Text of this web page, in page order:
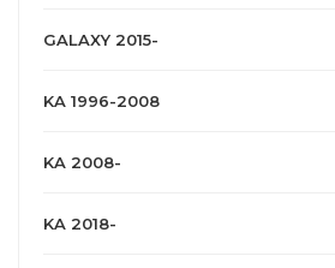
GALAXY 2015-
KA 1996-2008
KA 2008-
KA 2018-